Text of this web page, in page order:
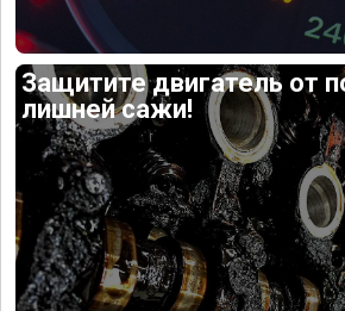
Защитите двигатель от
лишней сажи!